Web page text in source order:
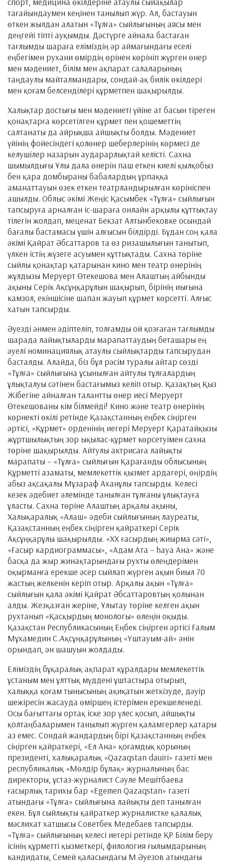
тағайындаумен кеңінен танылып жүр. Ал, бастауын
өткен жылдан алатын «Тұлға» сыйлығының аясы мен
деңгейі тіпті ауқымды. Дәстүрге айнала бастаған
тағлымды шараға еліміздің әр аймағындағы еселі
еңбегімен рухани өмірдің өрінен көрініп жүрген өнер
мен мәдениет, білім мен ақпарат салаларының
таңдаулы майталмандары, сондай-ақ билік өкілдері
мен қоғам белсенділері құрметпен шақырылды.
Халықтар достығы мен мәдениеті үйіне ат басын тіреген
қонақтарға көрсетілген құрмет пен қошеметтің
салтанаты да айрықша айшықты болды. Мәдениет
үйінің фойесіндегі қолөнер шеберлерінің көрмесі де
келушілер назарын аударарлықтай келісті. Сахна
шымылдығы Ұлы дала өнерін паш еткен киелі қылқобыз
бен қара домбыраны бабалардың ұрпаққа
аманаттауын өзек еткен театрландырылған көрініспен
ашылды. Облыс әкімі Жеңіс Қасымбек «Тұлға» сыйлығын
тапсыруға арналған іс-шараға онлайн арқылы құттықтау
тілегін жолдап, меценат Бекзат Алтынбековке осындай
бағалы бастамасы үшін алғысын білдірді. Бұдан соң қала
әкімі Қайрат Әбсаттаров та өз ризашылығын танытып,
үлкен істің жүзеге асуымен құттықтады. Сахна төріне
сыйлы қонақтар қатарынан кино мен театр өнерінің
жұлдызы Меруерт Өтекешова мен Алаштың айбынды
ақыны Серік Ақсұңқарұлын шақырып, бірінің иығына
камзол, екіншісіне шапан жауып құрмет көрсетті. Алғыс
хатын тапсырды.
Әуезді әнмен әдіптеліп, толғамды ой қозғаған тағлымды
шарада лайықтыларды марапаттаудың беташары ең
әуелі номинациялық атаулы сыйлықтарды тапсырудан
басталды. Алайда, біз бұл рәсім туралы айтар сөзді
«Тұлға» сыйлығына ұсынылған айтулы тұлғалардың
ұлықталуы сәтінен бастағымыз келіп отыр. Қазақтың Қыз
Жібегіне айналған талантты өнер иесі Меруерт
Өтекешованы кім білмейді! Кино және театр өнерінің
көрнекті өкілі ретінде Қазақстанның еңбек сіңірген
әртісі, «Құрмет» орденінің иегері Меруерт Қаратайқызы
жұртшылықтың зор ықылас-құрмет көрсетуімен сахна
төріне шақырылды. Айтулы актрисаға лайықты
марапаты – «Тұлға» сыйлығын Қарағанды облысының
Құрметті азаматы, мемлекеттік қызмет ардагері, өңірдің
абыз ақсақалы Мұзараф Аханұлы тапсырды. Келесі
кезек әдебиет әлемінде танылған тұлғаны ұлықтауға
ұласты. Сахна төріне Алаштың арқалы ақыны,
Халықаралық «Алаш» әдеби сыйлығының лауреаты,
Қазақстанның еңбек сіңірген қайраткері Серік
Ақсұңқарұлы шақырылды. «ХХ ғасырдың жиырма сәті»,
«Ғасыр кардиограммасы», «Адам Ата – hауа Ана» және
басқа да жыр жинақтарындағы рухты өлеңдерімен
оқырманға ерекше әсер сыйлап жүрген ақын биыл 70
жастың желкенін керіп отыр. Арқалы ақын «Тұлға»
сыйлығын қала әкімі Қайрат Әбсаттаровтың қолынан
алды. Жезқазған жеріне, Ұлытау төріне келген ақын
рухтанып «Қасқырдың монологы» өлеңін оқыды.
Қазақстан Республикасының Еңбек сіңірген әртісі Ғалым
Мұхамедин С.Ақсұңқарұлының «Үштауым-ай» әнін
орындап, ән шашуын жолдады.
Еліміздің бұқаралық ақпарат құралдары мемлекеттік
ұстаным мен ұлттық мүддені ұштастыра отырып,
халыққа қоғам тынысының ақиқатын жеткізуде, дәуір
шежіресін жасауда өміршең істерімен ерекшеленеді.
Осы бағыттағы ортақ іске зор үлес қосып, айшықты
қолтаңбаларымен танылып жүрген қаламгерлер қатары
аз емес. Сондай жандардың бірі Қазақстанның еңбек
сіңірген қайраткері, «Ел Ана» қоғамдық қорының
президенті, халықаралық «Qazaqstan dauiri» газеті мен
республикалық «Мөлдір бұлақ» журналының бас
директоры, ұстаз-журналист Сәуле Мешітбаева
ғасырлық тарихы бар «Egemen Qazaqstan» газеті
атындағы «Тұлға» сыйлығына лайықты деп танылған
екен. Бұл сыйлықты қайраткер журналистке қалалық
мәслихат хатшысы Советбек Медебаев тапсырды.
«Тұлға» сыйлығының келесі иегері ретінде ҚР Білім беру
ісінің құрметті қызметкері, филология ғылымдарының
кандидаты, Семей қаласындағы М.Әуезов атындағы